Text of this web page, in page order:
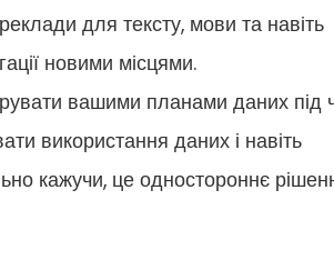
для тексту, мови та навіть
новими місцями.
вашими планами даних під
використання даних і навіть
кажучи, це одностороннє